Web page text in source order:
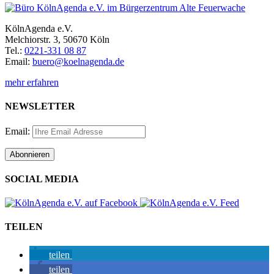
KölnAgenda e.V.
Melchiorstr. 3, 50670 Köln
Tel.: 0221-331 08 87
Email: buero@koelnagenda.de
mehr erfahren
NEWSLETTER
Email:
SOCIAL MEDIA
TEILEN
teilen
teilen